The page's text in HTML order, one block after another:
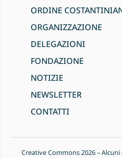
ORDINE
ORGANIZZAZIONE
DELEGAZIONI
FONDAZIONE
NOTIZIE
NEWSLETTER
CONTATTI
Creative Commons 2026 –